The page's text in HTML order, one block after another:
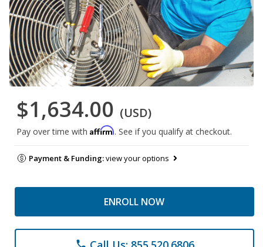
$1,634.00 (USD)
Pay over time with Affirm. See if you qualify at checkout.
Payment & Funding:view your options
ENROLL NOW
phone